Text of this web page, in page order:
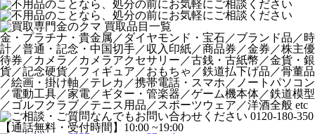
金・プラチナ・貴金属／ダイヤモンド・宝石／ブランド品／時
計／普通・記念・中国切手／収入印紙／商品券／金券／株主優
待券／カメラ／カメラアクセサリー／古銭・古紙幣／金貨・銀
貨／記念硬貨／フィギュア／おもちゃ／鉄道払下げ品／骨董品
／絵画・掛け軸／テレカ／携帯電話・スマホ／ノートパソコン
／電動工具／家電／ギター・管楽器／ゲーム機本体／鉄道模型
／ゴルフクラブ／テニス用品／スポーツウェア／洋酒全般 etc